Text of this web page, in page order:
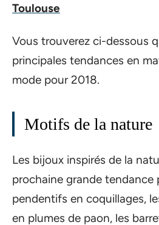
Toulouse
Vous trouverez ci-dessous
principales tendances en
mode pour 2018.
Motifs de la nature
Les bijoux inspirés de la
prochaine grande tendance
pendentifs en coquillages,
en plumes de paon, les